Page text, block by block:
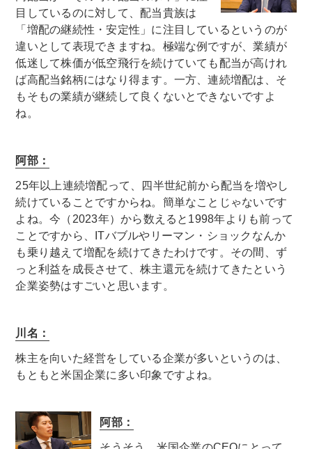
目しているのに対して、配当貴族は
「増配の継続性・安定性」に注目しているというのが
違いとして表現できますね。極端な例ですが、業績が
低迷して株価が低空飛行を続けていても配当が高けれ
ば高配当銘柄にはなり得ます。一方、連続増配は、そ
もそもの業績が継続して良くないとできないですよ
ね。
阿部：
25年以上連続増配って、四半世紀前から配当を増やし
続けていることですからね。簡単なことじゃないです
よね。今（2023年）から数えると1998年よりも前って
ことですから、ITバブルやリーマン・ショックなんか
も乗り越えて増配を続けてきたわけです。その間、ず
っと利益を成長させて、株主還元を続けてきたという
企業姿勢はすごいと思います。
川名：
株主を向いた経営をしている企業が多いというのは、
もともと米国企業に多い印象ですよね。
阿部：